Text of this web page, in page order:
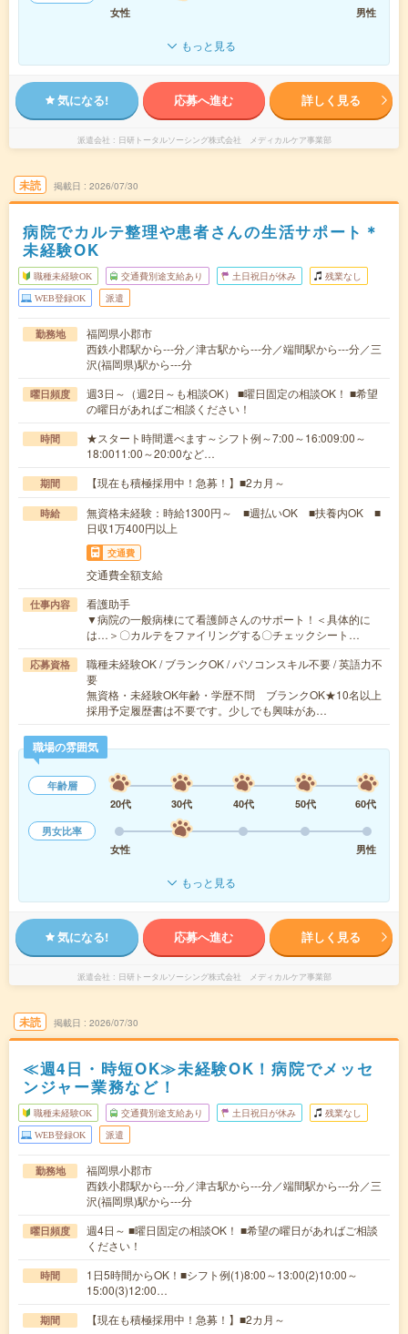
女性
男性
もっと見る
気になる! 応募へ進む 詳しく見る
派遣会社 日研トータルソーシング株式会社 メディカルケア事業部
未読 掲載日 2026/07/30
病院でカルテ整理や患者さんの生活サポート＊
未経験OK
職種未経験OK 交通費別途支給あり 土日祝日が休み 残業なし
WEB登録OK 派遣
勤務地
福岡県小郡市
西鉄小郡駅から---分／津古駅から---分／端間駅から---分／三
沢(福岡県)駅から---分
曜日頻度
週3日～（週2日～も相談OK） ■曜日固定の相談OK！ ■希望
の曜日があればご相談ください！
時間
★スタート時間選べます～シフト例～7:00～16:009:00～
18:0011:00～20:00など…
期間 【現在も積極採用中！急募！】■2カ月～
時給
無資格未経験：時給1300円～ ■週払いOK ■扶養内OK ■
日収1万400円以上
交通費
交通費全額支給
仕事内容
看護助手
▼病院の一般病棟にて看護師さんのサポート！＜具体的に
は…＞〇カルテをファイリングする〇チェックシート…
応募資格
職種未経験OK / ブランクOK / パソコンスキル不要 / 英語力不
要
無資格・未経験OK年齢・学歴不問 ブランクOK★10名以上
採用予定履歴書は不要です。少しでも興味があ…
職場の雰囲気
年齢層
20代
30代 40代 50代
60代
男女比率
女性
男性
もっと見る
気になる! 応募へ進む 詳しく見る
派遣会社 日研トータルソーシング株式会社 メディカルケア事業部
未読 掲載日 2026/07/30
≪週4日・時短OK≫未経験OK！病院でメッセ
ンジャー業務など！
職種未経験OK 交通費別途支給あり 土日祝日が休み 残業なし
WEB登録OK 派遣
勤務地
福岡県小郡市
西鉄小郡駅から---分／津古駅から---分／端間駅から---分／三
沢(福岡県)駅から---分
曜日頻度
週4日～ ■曜日固定の相談OK！ ■希望の曜日があればご相談
ください！
時間
1日5時間からOK！■シフト例(1)8:00～13:00(2)10:00～
15:00(3)12:00…
期間 【現在も積極採用中！急募！】■2カ月～